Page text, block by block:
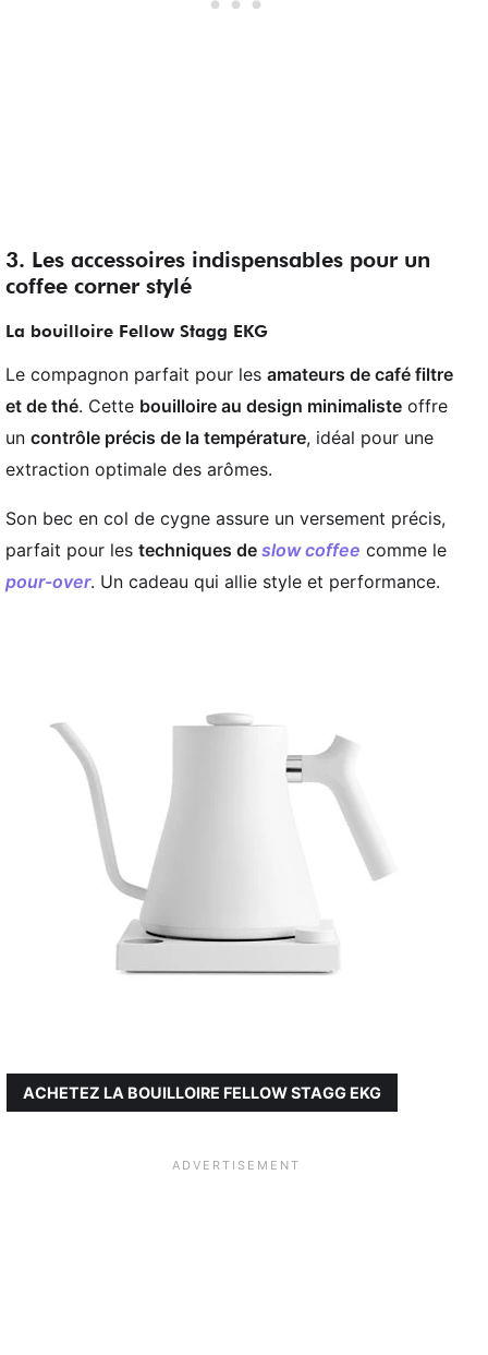
3. Les accessoires indispensables pour un
coffee corner stylé
La bouilloire Fellow Stagg EKG
Le compagnon parfait pour les amateurs de café filtre
et de thé. Cette bouilloire au design minimaliste offre
un contrôle précis de la température, idéal pour une
extraction optimale des arômes.
Son bec en col de cygne assure un versement précis,
parfait pour les techniques de slow coffee comme le
pour-over. Un cadeau qui allie style et performance.
ACHETEZ LA BOUILLOIRE FELLOW STAGG EKG